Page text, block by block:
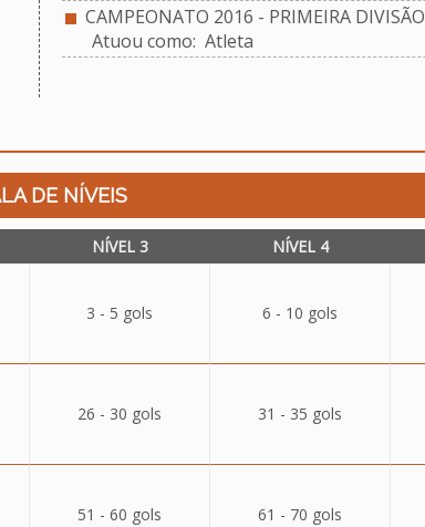
CAMPEONATO 2016 - PRIMEIRA DIVISÃO
Atuou como: Atleta
DE NÍVEIS
NÍVEL 3 NÍVEL 4
3 - 5 gols 6 - 10 gols
26 - 30 gols 31 - 35 gols
51 - 60 gols 61 - 70 gols